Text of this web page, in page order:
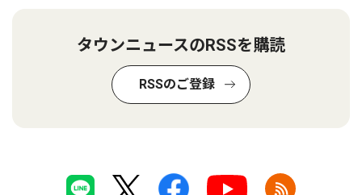
タウンニュースのRSSを購読
RSSのご登録